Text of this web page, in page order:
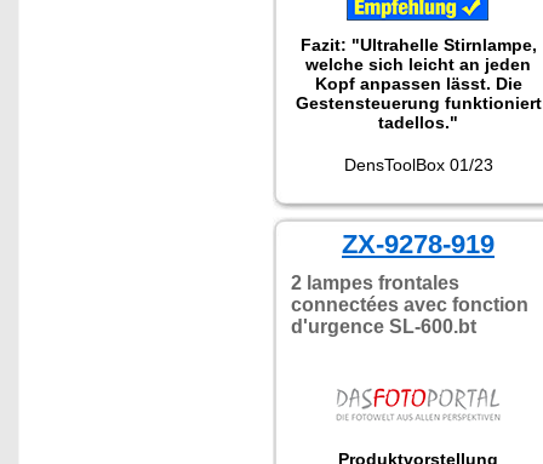
Fazit: "Ultrahelle Stirnlampe,
welche sich leicht an jeden
Kopf anpassen lässt. Die
Gestensteuerung funktioniert
tadellos."
DensToolBox 01/23
ZX-9278-919
2 lampes frontales
connectées avec fonction
d'urgence SL-600.bt
Produktvorstellung